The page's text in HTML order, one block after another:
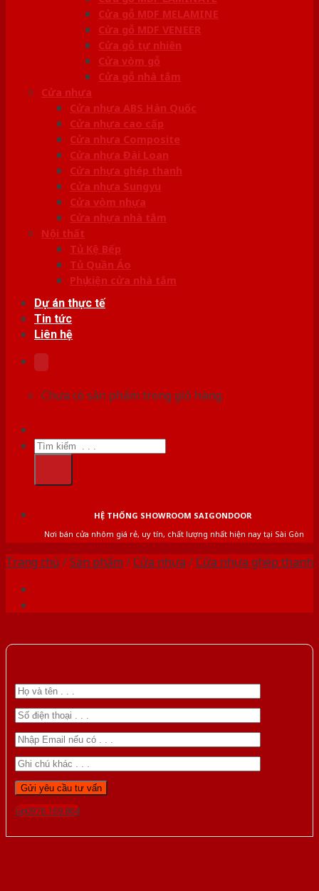
Cửa gỗ MDF MELAMINE
Cửa gỗ MDF VENEER
Cửa gỗ tự nhiên
Cửa vòm gỗ
Cửa gỗ nhà tắm
Cửa nhựa
Cửa nhựa ABS Hàn Quốc
Cửa nhựa cao cấp
Cửa nhựa Composite
Cửa nhựa Đài Loan
Cửa nhựa ghép thanh
Cửa nhựa Sungyu
Cửa vòm nhựa
Cửa nhựa nhà tắm
Nội thất
Tủ Kệ Bếp
Tủ Quần Áo
Phụ kiện cửa nhà tắm
Dự án thực tế
Tin tức
Liên hệ
Chưa có sản phẩm trong giỏ hàng.
Tìm
kiếm:
HỆ THỐNG SHOWROOM SAIGONDOOR
Nơi bán cửa nhôm giá rẻ, uy tín, chất lượng nhất hiện nay tại Sài Gòn
Trang chủ /Sản phẩm /Cửa nhựa /Cửa nhựa ghép thanh
Gọi 0976.169.864